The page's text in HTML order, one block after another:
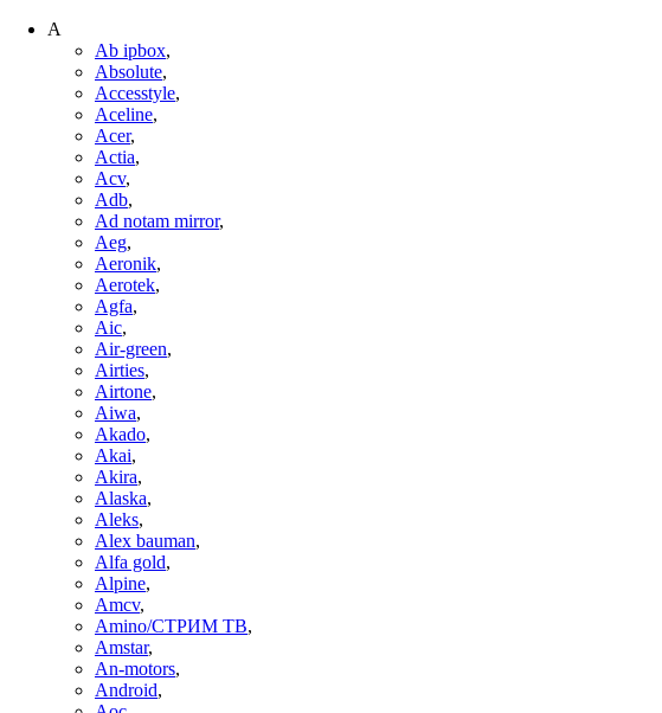
A
Ab ipbox,
Absolute,
Accesstyle,
Aceline,
Acer,
Actia,
Acv,
Adb,
Ad notam mirror,
Aeg,
Aeronik,
Aerotek,
Agfa,
Aic,
Air-green,
Airties,
Airtone,
Aiwa,
Akado,
Akai,
Akira,
Alaska,
Aleks,
Alex bauman,
Alfa gold,
Alpine,
Amcv,
Amino/СТРИМ ТВ,
Amstar,
An-motors,
Android,